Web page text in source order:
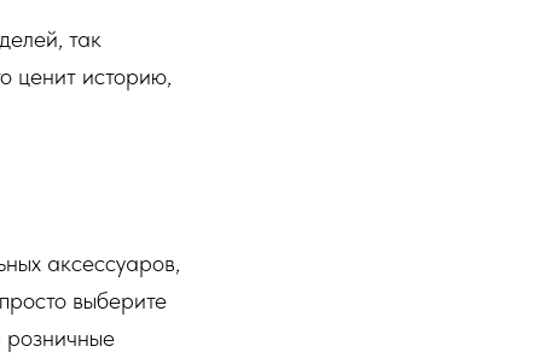
так
ценит историю,
аксессуаров,
выберите
розничные